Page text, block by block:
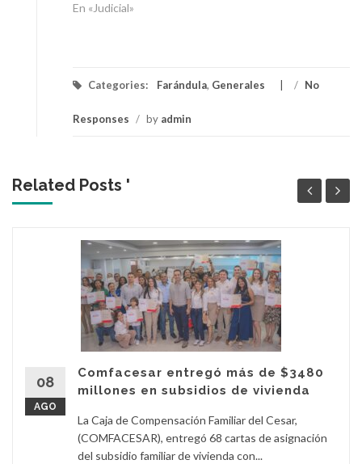
En «Judicial»
Categories: Farándula, Generales / No
Responses / by admin
Related Posts '
08
AGO
Comfacesar entregó más de $3480
millones en subsidios de vivienda
La Caja de Compensación Familiar del Cesar,
(COMFACESAR), entregó 68 cartas de asignación
del subsidio familiar de vivienda con...